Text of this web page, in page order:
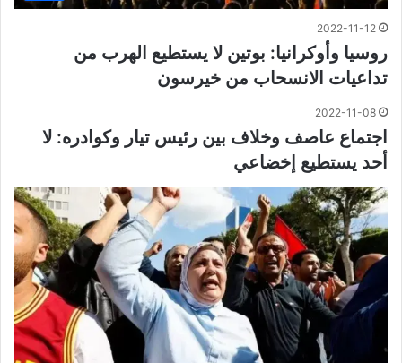
2022-11-12
روسيا وأوكرانيا: بوتين لا يستطيع الهرب من
تداعيات الانسحاب من خيرسون
2022-11-08
اجتماع عاصف وخلاف بين رئيس تيار وكوادره: لا
أحد يستطيع إخضاعي